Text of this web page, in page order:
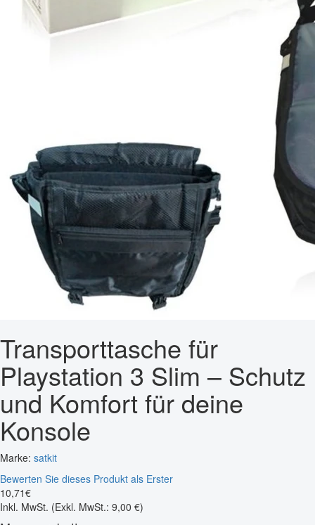
Transporttasche für
Playstation 3 Slim – Schutz
und Komfort für deine
Konsole
Marke: satkit
Bewerten Sie dieses Produkt als Erster
10,71€
Inkl. MwSt. (Exkl. MwSt.: 9,00 €)